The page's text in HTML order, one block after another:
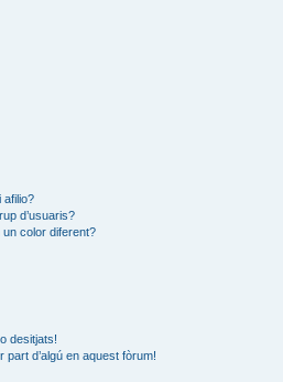
afilio?
d’usuaris?
un color diferent?
desitjats!
d’algú en aquest fòrum!